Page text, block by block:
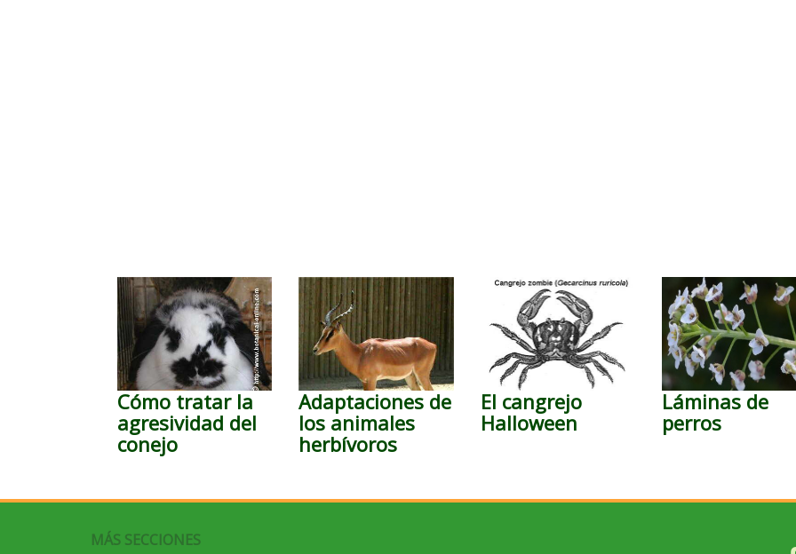
Cómo tratar la
agresividad del
conejo
Adaptaciones de
los animales
herbívoros
El cangrejo
Halloween
Láminas de
perros
MÁS SECCIONES